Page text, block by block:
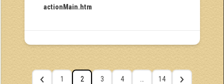
actionMain.htm
1 2 3 4 … 14